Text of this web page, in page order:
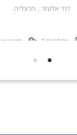
דוד אלעזר , הרצליה
חדרי מקלחות 3